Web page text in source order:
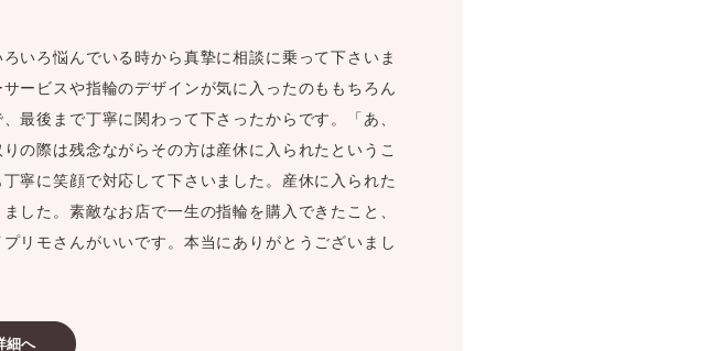
いろ悩んでいる時から真摯に相談に乗って下さいま
ービスや指輪のデザインが気に入ったのももちろん
最後まで丁寧に関わって下さったからです。「あ、
の際は残念ながらその方は産休に入られたというこ
寧に笑顔で対応して下さいました。産休に入られた
した。素敵なお店で一生の指輪を購入できたこと、
リモさんがいいです。本当にありがとうございまし
細へ